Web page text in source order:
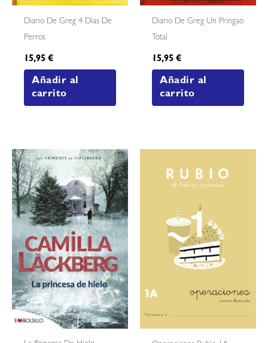
Diario De Greg 4 Dias De
Perros
15,95€
Añadir al
carrito
Diario De Greg Un Pringao
Total
15,95€
Añadir al
carrito